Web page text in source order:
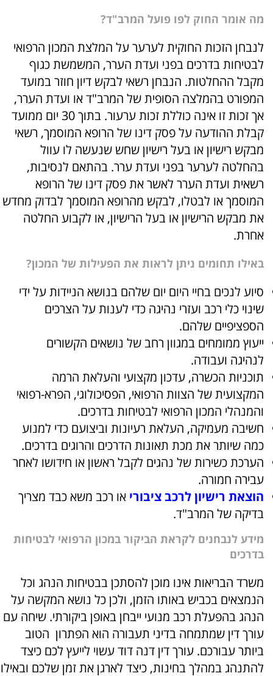
מה אומר החוק לפו פועל המרב"ד?
לנבחן הזכות החוקית לערער על המלצת המכון הרפואי
לבטיחות בדרכים בפני ועדת הערר, המשמשת כגוף
מקבל ההחלטות. הנבחן רשאי לבקש דיון חוזר במועד
המפורט בהמלצה הסופית של המרב"ד או ועדת הערר,
אך זכות זו אינה כוללת זכות ערעור. בתוך 30 יום ממועד
קבלת ההודעה על פסק דינו של הרופא המוסמך, רשאי
מבקש רישיון או בעל רישיון שחש שנעשה לו עוול
בהחלטה לערער בפני ועדת ערר. בהתאם לנסיבות,
רשאית ועדת הערר לאשר את פסק דינו של הרופא
המוסמך או לבטלו, לבקש מהרופא המוסמך לבדוק מחדש
את מבקש הרישיון או בעל הרישיון, או לקבוע החלטה
אחרת.
באילו תחומים ניתן לראות את הפעילות של המכון?
סיוע לנכים בחיי היום יום שלהם בנושא הניידות על ידי
שינוי כלי רכב ועזרי נהיגה כדי לענות על הצרכים
הספציפיים שלהם.
ייעוץ ממומחים במגוון רחב של נושאים הקשורים
לנהיגה ועבודה.
תוכניות הכשרה, עדכון מקצועי והעלאת הרמה
המקצועית של הצוות הרפואי, הפסיכולוגי, הפרא-רפואי
והמנהלי המכון הרפואי לבטיחות בדרכים.
חשיבה מעמיקה, העלאת רעיונות וביצועם כדי למנוע
כמה שיותר את מכת תאונות הדרכים והרוגים בדרכים.
הערכת כשירות של נהגים לקבל ראשון או חידושו לאחר
עבירה חמורה.
הוצאת רישיון לרכב ציבורי או רכב משא כבד מצריך
בדיקה של המרב"ד.
מידע לנבחנים לקראת הביקור במכון הרפואי לבטיחות
בדרכים
משרד הבריאות אינו מוכן להסתכן בבטיחות הנהג וכל
הנמצאים בכביש באותו הזמן, ולכן כל נושא המקשה על
הנהג בהפעלת רכב מנועי ייבחן באופן ביקורתי. שיחה עם
עורך דין שמתמחה בדיני תעבורה הוא הפתרון הטוב
ביותר עבורכם. עורך דין דנה דוד עשוי לייעץ לכם כיצד
להתנהג במהלך בחינות, כיצד לארגן את זמן שלכם ובאילו